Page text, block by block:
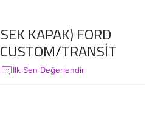
KAPAK) FORD
TRANSİT
İlk Sen Değerlendir